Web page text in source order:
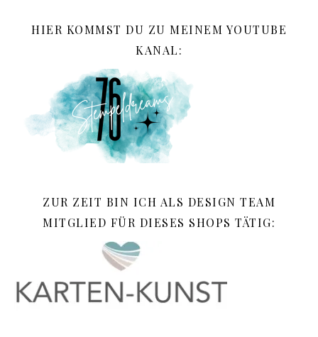
HIER KOMMST DU ZU MEINEM YOUTUBE
KANAL:
ZUR ZEIT BIN ICH ALS DESIGN TEAM
MITGLIED FÜR DIESES SHOPS TÄTIG: